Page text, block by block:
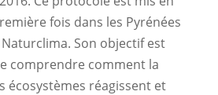
fois dans les Pyrénées
Son objectif est
comprendre comment la
écosystèmes réagissent et